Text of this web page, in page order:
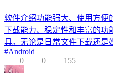
软件介绍功能强大、使用方便
下载能力、稳定性和丰富的功
具。无论是日常文件下载还是
#Android
0
0 155